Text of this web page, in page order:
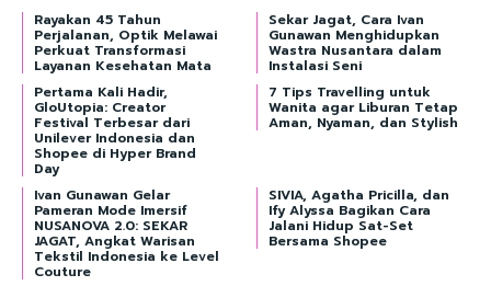
Rayakan 45 Tahun
Perjalanan, Optik Melawai
Perkuat Transformasi
Layanan Kesehatan Mata
Sekar Jagat, Cara Ivan
Gunawan Menghidupkan
Wastra Nusantara dalam
Instalasi Seni
Pertama Kali Hadir,
GloUtopia: Creator
Festival Terbesar dari
Unilever Indonesia dan
Shopee di Hyper Brand
Day
7 Tips Travelling untuk
Wanita agar Liburan Tetap
Aman, Nyaman, dan Stylish
Ivan Gunawan Gelar
Pameran Mode Imersif
NUSANOVA 2.0: SEKAR
JAGAT, Angkat Warisan
Tekstil Indonesia ke Level
Couture
SIVIA, Agatha Pricilla, dan
Ify Alyssa Bagikan Cara
Jalani Hidup Sat-Set
Bersama Shopee